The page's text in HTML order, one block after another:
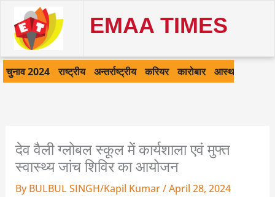
content
EMAA TIMES
चुनाव 2024 राष्ट्रीय अन्तर्राष्ट्रीय करियर कारोबार आस्था
देव वैली ग्लोबल स्कूल में कार्यशाला एवं मुफ्त
स्वास्थ्य जांच शिविर का आयोजन
ByBULBUL SINGH/Kapil Kumar/April 28, 2024